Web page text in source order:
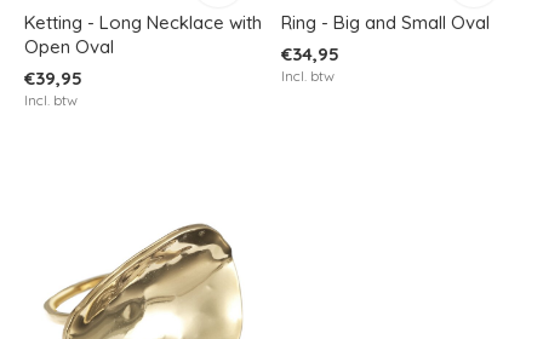
Ketting - Long Necklace with
Open Oval
€39,95
Incl. btw
Ring - Big and Small Oval
€34,95
Incl. btw